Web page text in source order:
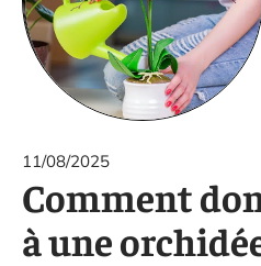
11/08/2025
Comment
à une